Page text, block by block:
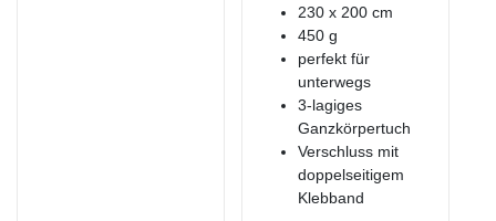
230 x 200 cm
450 g
perfekt für
unterwegs
3-lagiges
Ganzkörpertuch
Verschluss mit
doppelseitigem
Klebband